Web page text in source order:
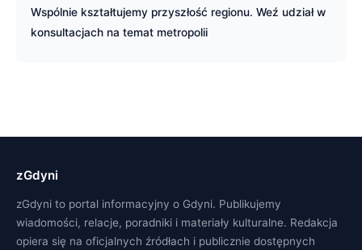
Wspólnie kształtujemy przyszłość regionu. Weź udział w
konsultacjach na temat metropolii
zGdyni
zGdyni to portal informacyjny o Gdyni. Publikujemy
wiadomości, relacje, poradniki i materiały kulturalne. Redakcja
opiera się na oficjalnych źródłach i publicznie dostępnych